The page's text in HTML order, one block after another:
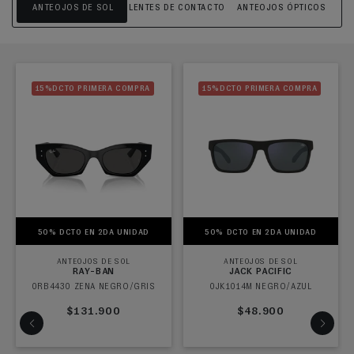
ANTEOJOS DE SOL LENTES DE CONTACTO ANTEOJOS ÓPTICOS
15%DCTO PRIMERA COMPRA
50% DCTO EN 2DA UNIDAD
ANTEOJOS DE SOL
RAY-BAN
0RB4430 ZENA NEGRO/GRIS
$131.900
15%DCTO PRIMERA COMPRA
50% DCTO EN 2DA UNIDAD
ANTEOJOS DE SOL
JACK PACIFIC
0JK1014M NEGRO/AZUL
$48.900